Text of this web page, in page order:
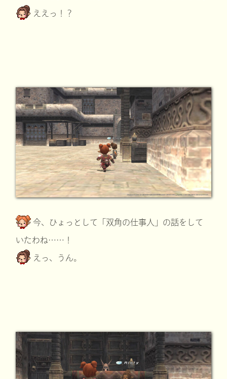
ええっ！？
今、ひょっとして「双角の仕事人」の話をして
いたわね……！
えっ、うん。